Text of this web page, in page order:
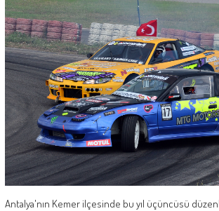
Antalya'nın Kemer ilçesinde bu yıl üçüncüsü